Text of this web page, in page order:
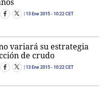
13 Ene 2015 - 10:22 CET
variará su estrategia
de crudo
13 Ene 2015 - 10:22 CET